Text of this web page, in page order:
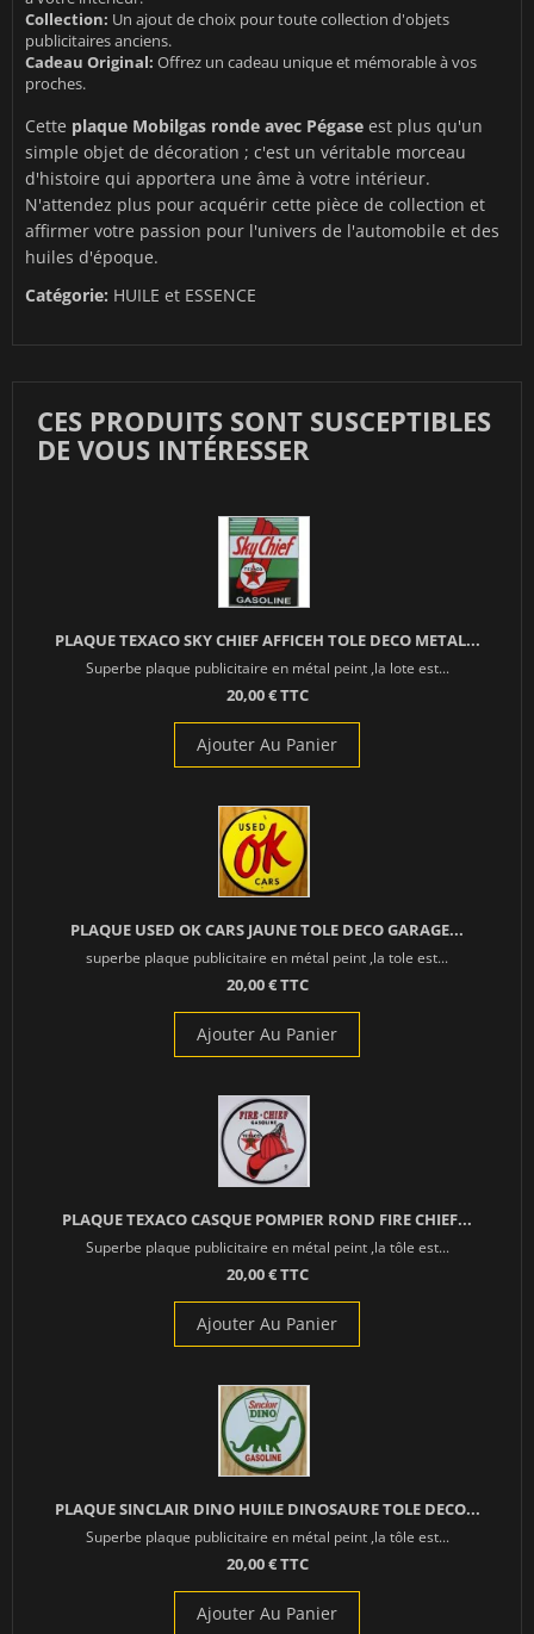
Collection: Un ajout de choix pour toute collection d'objets
publicitaires anciens.
Cadeau Original: Offrez un cadeau unique et mémorable à vos
proches.
Cette plaque Mobilgas ronde avec Pégase est plus qu'un
simple objet de décoration ; c'est un véritable morceau
d'histoire qui apportera une âme à votre intérieur.
N'attendez plus pour acquérir cette pièce de collection et
affirmer votre passion pour l'univers de l'automobile et des
huiles d'époque.
Catégorie: HUILE et ESSENCE
CES PRODUITS SONT SUSCEPTIBLES
DE VOUS INTÉRESSER
PLAQUE TEXACO SKY CHIEF AFFICEH TOLE DECO METAL...
Superbe plaque publicitaire en métal peint ,la lote est...
20,00 € TTC
Ajouter Au Panier
PLAQUE USED OK CARS JAUNE TOLE DECO GARAGE...
superbe plaque publicitaire en métal peint ,la tole est...
20,00 € TTC
Ajouter Au Panier
PLAQUE TEXACO CASQUE POMPIER ROND FIRE CHIEF...
Superbe plaque publicitaire en métal peint ,la tôle est...
20,00 € TTC
Ajouter Au Panier
PLAQUE SINCLAIR DINO HUILE DINOSAURE TOLE DECO...
Superbe plaque publicitaire en métal peint ,la tôle est...
20,00 € TTC
Ajouter Au Panier